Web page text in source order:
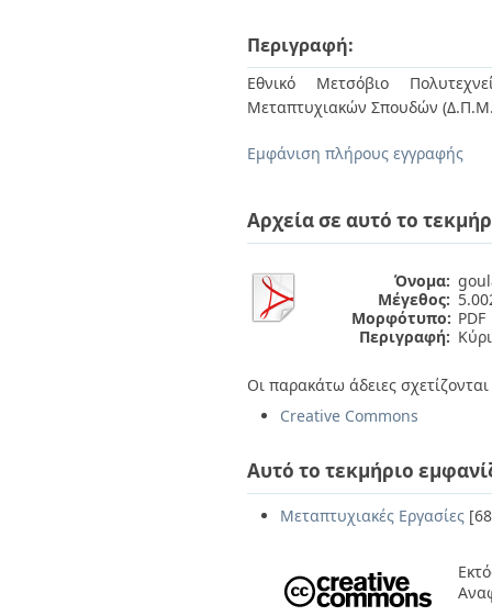
Περιγραφή:
Εθνικό Μετσόβιο
Μεταπτυχιακών Σπουδών
Εμφάνιση πλήρους εγγραφής
Αρχεία σε αυτό το
Όνομα:
Μέγεθος:
Μορφότυπο: PDF
Περιγραφή:
Οι παρακάτω άδειες
Creative Commons
Αυτό το τεκμήριο
Μεταπτυχιακές Εργασίες